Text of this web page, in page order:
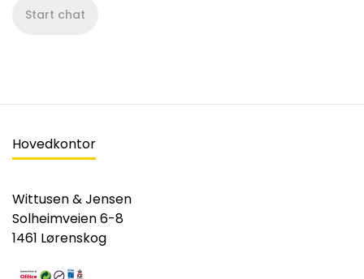
Start chat
Hovedkontor
Wittusen & Jensen
Solheimveien 6-8
1461 Lørenskog